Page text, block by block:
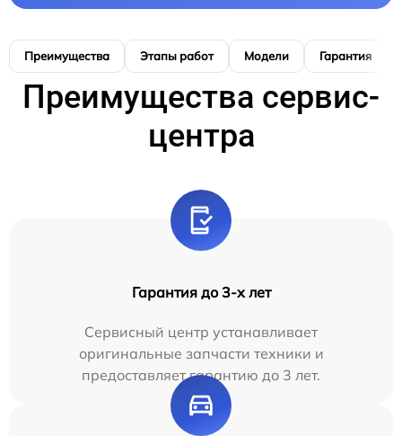
Преимущества Этапы работ Модели Гарантия
Преимущества сервис-
центра
Гарантия до 3-х лет
Сервисный центр устанавливает
оригинальные запчасти техники и
предоставляет гарантию до 3 лет.